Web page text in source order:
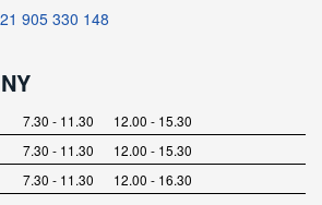
905 330 148
7.30 - 11.30 12.00 - 15.30
7.30 - 11.30 12.00 - 15.30
7.30 - 11.30 12.00 - 16.30